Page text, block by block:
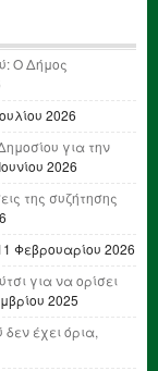
Ο Δήμος
2026
για την
2026
της συζήτησης
Φεβρουαρίου 2026
για να ορίσει
2025
έχει όρια,